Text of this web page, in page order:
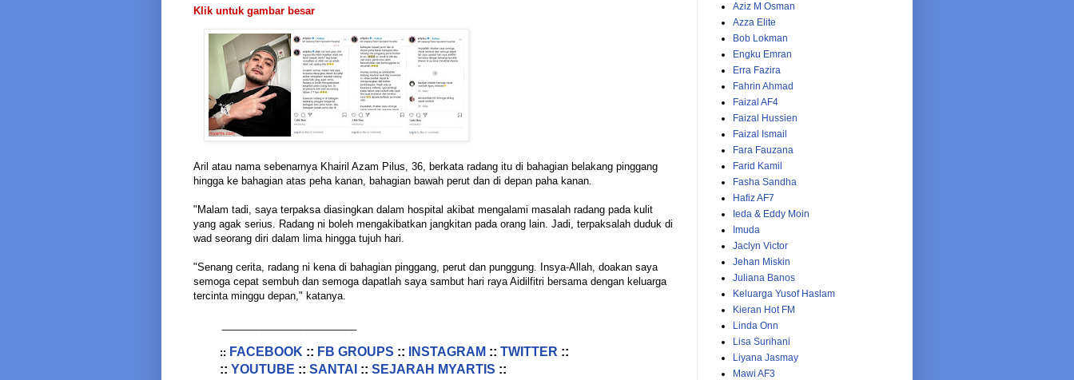
Klik untuk gambar besar
Aril atau nama sebenarnya Khairil Azam Pilus, 36, berkata radang itu di bahagian belakang pinggang
hingga ke bahagian atas peha kanan, bahagian bawah perut dan di depan paha kanan.
"Malam tadi, saya terpaksa diasingkan dalam hospital akibat mengalami masalah radang pada kulit
yang agak serius. Radang ni boleh mengakibatkan jangkitan pada orang lain. Jadi, terpaksalah duduk di
wad seorang diri dalam lima hingga tujuh hari.
"Senang cerita, radang ni kena di bahagian pinggang, perut dan punggung. Insya-Allah, doakan saya
semoga cepat sembuh dan semoga dapatlah saya sambut hari raya Aidilfitri bersama dengan keluarga
tercinta minggu depan," katanya.
:: FACEBOOK :: FB GROUPS :: INSTAGRAM :: TWITTER ::
:: YOUTUBE :: SANTAI :: SEJARAH MYARTIS ::
Aziz M Osman
Azza Elite
Bob Lokman
Engku Emran
Erra Fazira
Fahrin Ahmad
Faizal AF4
Faizal Hussien
Faizal Ismail
Fara Fauzana
Farid Kamil
Fasha Sandha
Hafiz AF7
Ieda & Eddy Moin
Imuda
Jaclyn Victor
Jehan Miskin
Juliana Banos
Keluarga Yusof Haslam
Kieran Hot FM
Linda Onn
Lisa Surihani
Liyana Jasmay
Mawi AF3